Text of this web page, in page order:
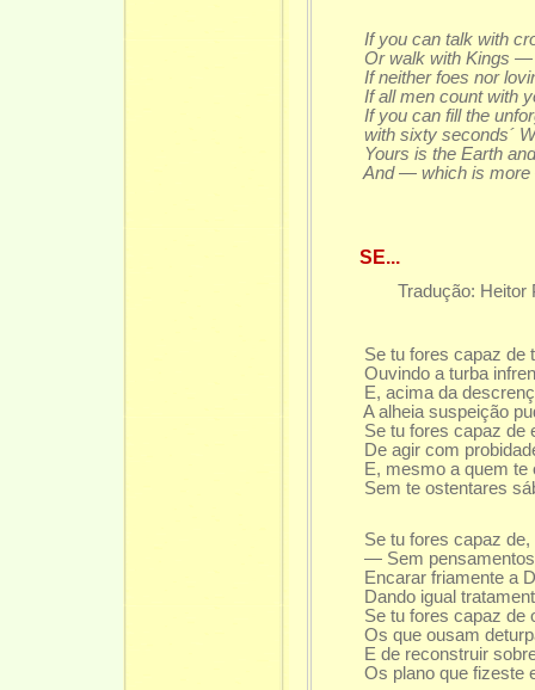
If you can talk with
Or walk with Kings —
If neither foes nor
If all men count with
If you can fill the
with sixty seconds´
Yours is the Earth and
And — which is more —
SE...
Tradução: Heitor
Se tu fores capaz de
Ouvindo a turba
E, acima da descrença
A alheia suspeição
Se tu fores capaz de
De agir com probidade
E, mesmo a quem te
Sem te ostentares
Se tu fores capaz de,
— Sem pensamentos
Encarar friamente a
Dando igual
Se tu fores capaz de
Os que ousam
E de reconstruir sobre
Os plano que fizeste e